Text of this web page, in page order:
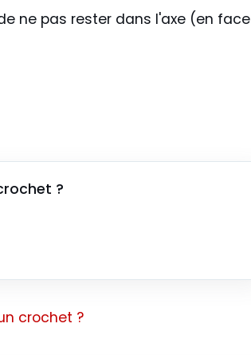
ne pas rester dans l'axe (en face
?
crochet ?